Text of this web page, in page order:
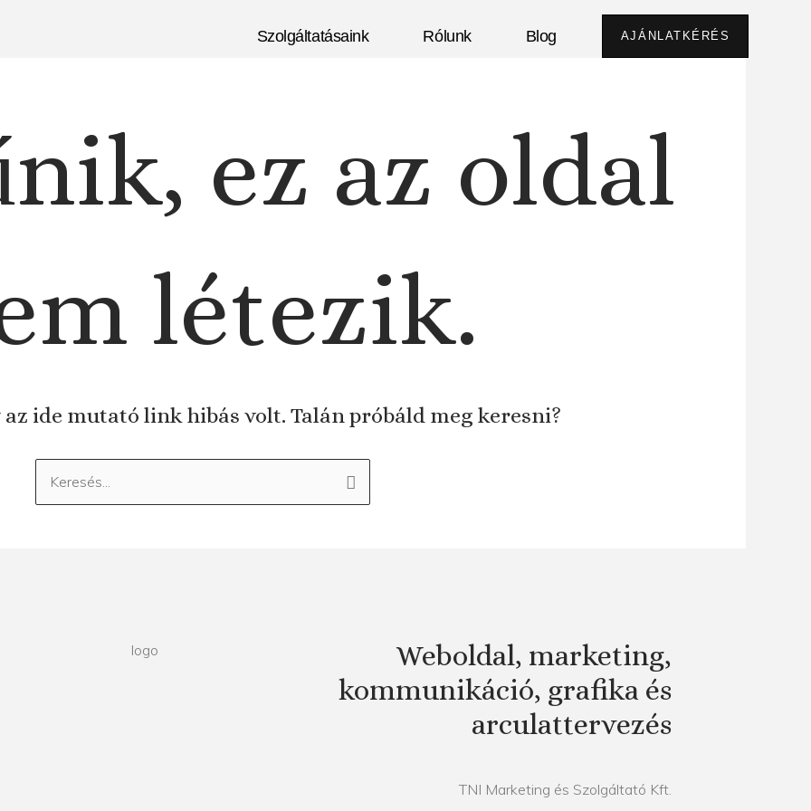
Szolgáltatásaink Rólunk Blog AJÁNLATKÉRÉS
ez az oldal
létezik.
ide mutató link hibás volt. Talán próbáld meg keresni?
Keresés:
Weboldal, marketing,
kommunikáció, grafika és
arculattervezés
TNI Marketing és Szolgáltató Kft.